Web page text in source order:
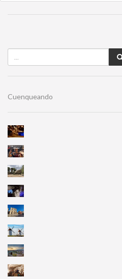
Cuenqueando